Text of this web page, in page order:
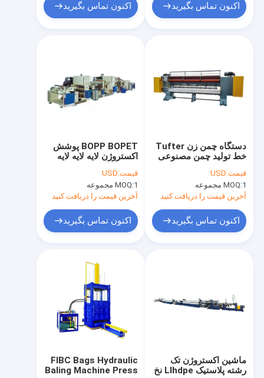
اکنون تماس بگیرید اکنون تماس بگیرید
BOPP BOPET پوشش
اکستروژن لایه لایه لایه
داده شده
قیمت:USD
MOQ:1 مجموعه
آخرین قیمت را دریافت کنید
اکنون تماس بگیرید
دستگاه چمن زن Tufter
خط تولید چمن مصنوعی
قیمت:USD
MOQ:1 مجموعه
آخرین قیمت را دریافت کنید
اکنون تماس بگیرید
FIBC Bags Hydraulic
Baling Machine Press
ماشین اکستروژن تک
رشته پلاستیک Llhdpe نخ